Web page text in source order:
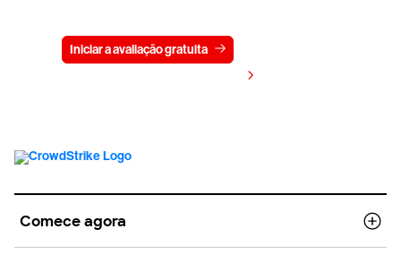
Iniciar a avaliação gratuita
Comece agora